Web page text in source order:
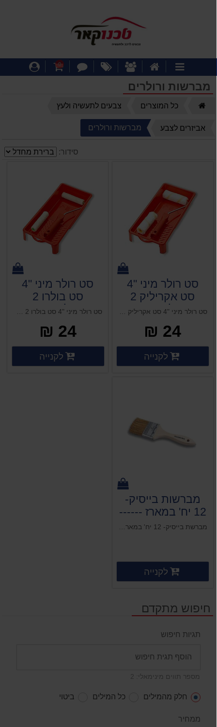
קטגוריותהבית
אודותינומבצעיםצור
עגלת
0
מברשות ורולרים
כל המוצרים צבעים לתעשיה ולעץ
אביזרים לצבע מברשות ורולרים
סידור:
סט רולר מיני "4
סט אקריליק 2
שרוולים+מגש
סט רולר מיני "4 סט אקריליק 2 שרוולים+מגש (אידיאלי לצבעים אקריליים וצבעי בסיס מים)
24 ₪
פרטים נוספים פרטים נוספים לקנייה
סט רולר מיני "4
סט בולרו 2
שרוולים+מגש סט רולר מיני "4 סט בולרו 2 שרוולים+מגש (מתאים לכל סוגי הצבעים, אידיאלי לצבעי שמן,לזור וצבעי מטאל)
24 ₪
פרטים נוספים
לקנייה
מברשות בייסיק-
12 יח' במארז ------
בחר מידה
מברשת בייסיק- 12 יח' במארז - מידות: 0.5",1",1.5",2",2.5",3",4"
פרטים נוספים
לקנייה
חיפוש מתקדם
תגיות חיפוש
מספר תווים מינימאלי: 2
חלק מהמילים כל המילים ביטוי
ממחיר